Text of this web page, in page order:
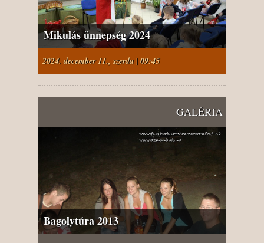
Mikulás ünnepség 2024
2024. december 11., szerda | 09:45
GALÉRIA
Bagolytúra 2013